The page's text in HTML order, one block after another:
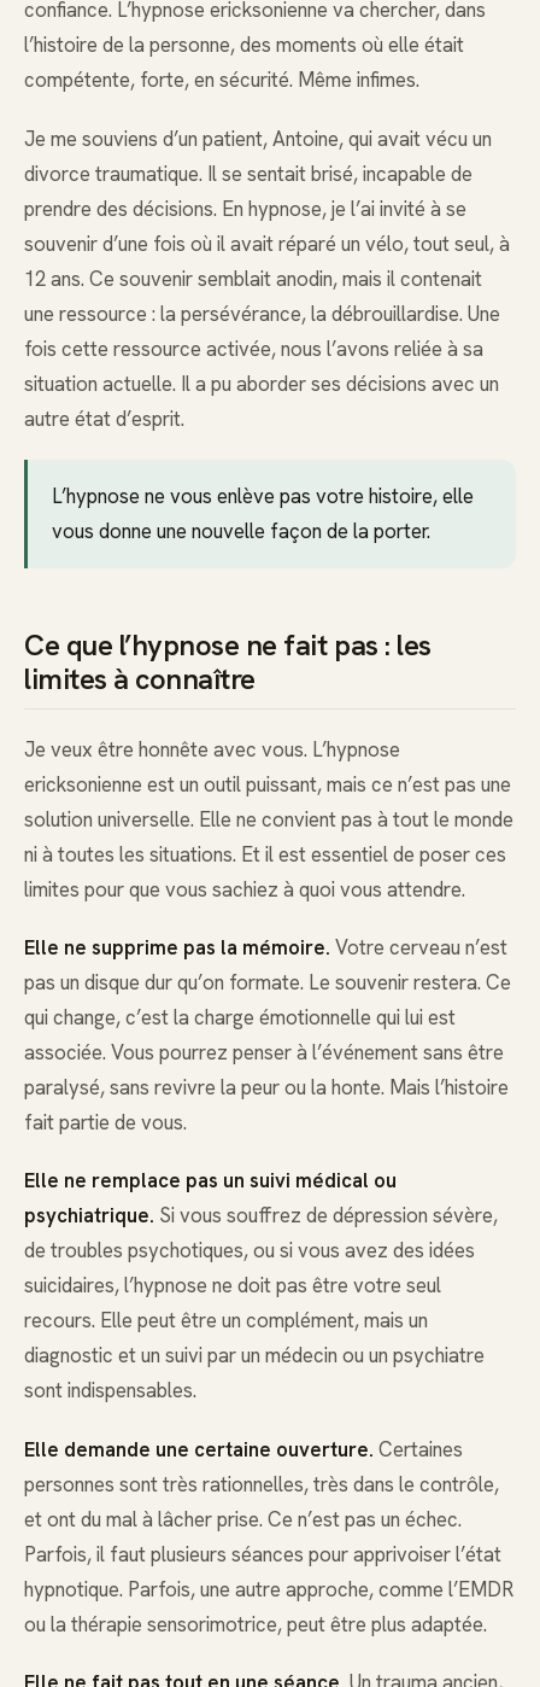
confiance. L’hypnose ericksonienne va chercher, dans
l’histoire de la personne, des moments où elle était
compétente, forte, en sécurité. Même infimes.
Je me souviens d’un patient, Antoine, qui avait vécu un
divorce traumatique. Il se sentait brisé, incapable de
prendre des décisions. En hypnose, je l’ai invité à se
souvenir d’une fois où il avait réparé un vélo, tout seul, à
12 ans. Ce souvenir semblait anodin, mais il contenait
une ressource : la persévérance, la débrouillardise. Une
fois cette ressource activée, nous l’avons reliée à sa
situation actuelle. Il a pu aborder ses décisions avec un
autre état d’esprit.
L’hypnose ne vous enlève pas votre histoire, elle
vous donne une nouvelle façon de la porter.
Ce que l’hypnose ne fait pas : les
limites à connaître
Je veux être honnête avec vous. L’hypnose
ericksonienne est un outil puissant, mais ce n’est pas une
solution universelle. Elle ne convient pas à tout le monde
ni à toutes les situations. Et il est essentiel de poser ces
limites pour que vous sachiez à quoi vous attendre.
Elle ne supprime pas la mémoire. Votre cerveau n’est
pas un disque dur qu’on formate. Le souvenir restera. Ce
qui change, c’est la charge émotionnelle qui lui est
associée. Vous pourrez penser à l’événement sans être
paralysé, sans revivre la peur ou la honte. Mais l’histoire
fait partie de vous.
Elle ne remplace pas un suivi médical ou
psychiatrique. Si vous souffrez de dépression sévère,
de troubles psychotiques, ou si vous avez des idées
suicidaires, l’hypnose ne doit pas être votre seul
recours. Elle peut être un complément, mais un
diagnostic et un suivi par un médecin ou un psychiatre
sont indispensables.
Elle demande une certaine ouverture. Certaines
personnes sont très rationnelles, très dans le contrôle,
et ont du mal à lâcher prise. Ce n’est pas un échec.
Parfois, il faut plusieurs séances pour apprivoiser l’état
hypnotique. Parfois, une autre approche, comme l’EMDR
ou la thérapie sensorimotrice, peut être plus adaptée.